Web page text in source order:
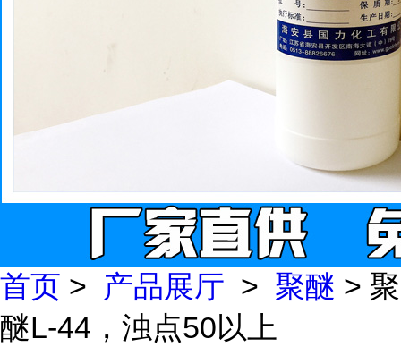
首页 > 产品展厅 > 聚醚 > 聚
醚L-44，浊点50以上